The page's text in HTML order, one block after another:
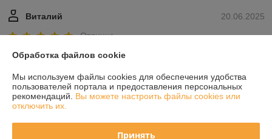
20.06.2025
Виталий
Отлично
Всё супер!
30.03.2021
Покупатель
Сделка подтверждена через корзину
Обработка файлов cookie
Мы используем файлы cookies для обеспечения удобства
пользователей портала и предоставления персональных
рекомендаций. Вы можете настроить файлы cookies или
отключить их.
Принять